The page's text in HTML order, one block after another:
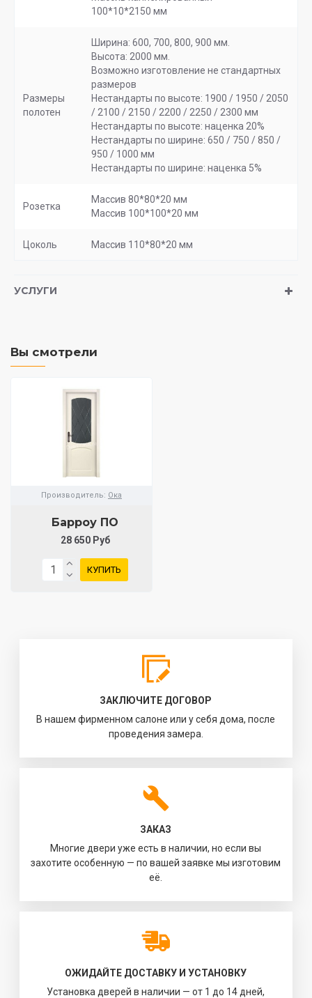
100*10*2150 мм
Размеры
полотен
Ширина: 600, 700, 800, 900 мм.
Высота: 2000 мм.
Возможно изготовление не стандартных
размеров
Нестандарты по высоте: 1900 / 1950 / 2050
/ 2100 / 2150 / 2200 / 2250 / 2300 мм
Нестандарты по высоте: наценка 20%
Нестандарты по ширине: 650 / 750 / 850 /
950 / 1000 мм
Нестандарты по ширине: наценка 5%
Розетка
Массив 80*80*20 мм
Массив 100*100*20 мм
Цоколь Массив 110*80*20 мм
УСЛУГИ
Вы смотрели
Производитель: Ока
Барроу ПО
28 650 Руб
КУПИТЬ
ЗАКЛЮЧИТЕ ДОГОВОР
В нашем фирменном салоне или у себя дома, после
проведения замера.
ЗАКАЗ
Многие двери уже есть в наличии, но если вы
захотите особенную — по вашей заявке мы изготовим
её.
ОЖИДАЙТЕ ДОСТАВКУ И УСТАНОВКУ
Установка дверей в наличии — от 1 до 14 дней,